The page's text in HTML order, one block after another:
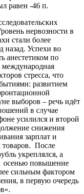
равен -46 п.
нервозности в
стали более
назад. Успехи во
анестетиком по
стресса, что
развитием
выборов – речь идёт
в случае
усилился и второй
снижения
зарплат и
товаров. После
укреплялся, а
осенью повышение
сильным фактором
в первую очередь